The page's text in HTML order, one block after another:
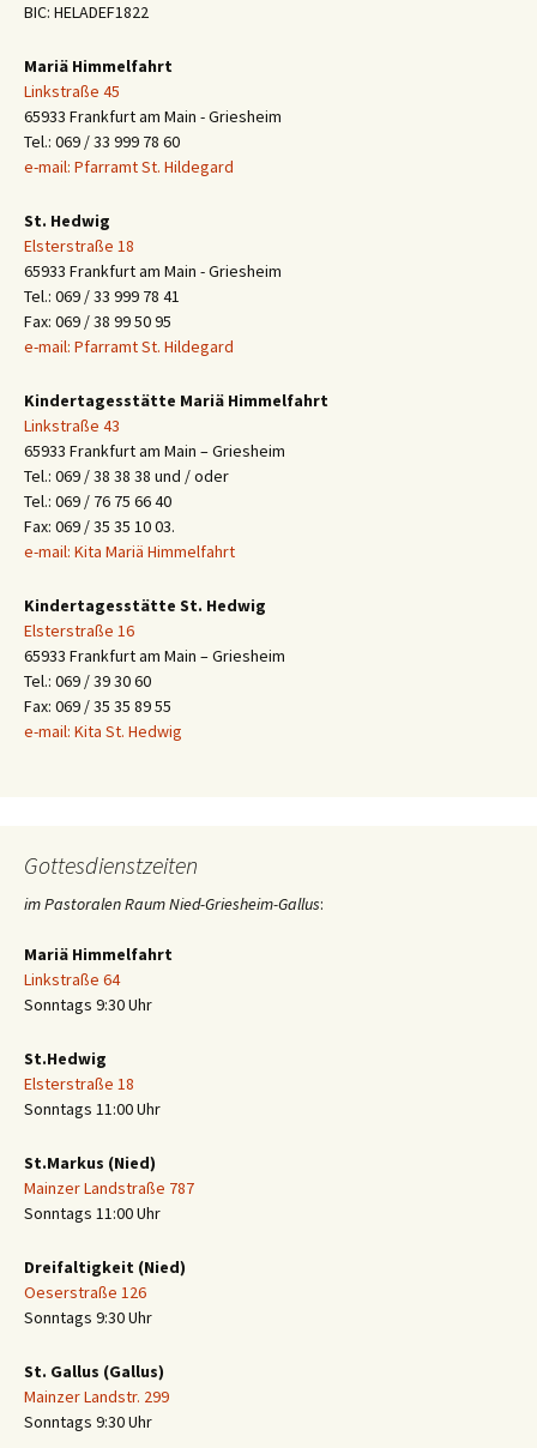
BIC: HELADEF1822
Mariä Himmelfahrt
Linkstraße 45
65933 Frankfurt am Main - Griesheim
Tel.: 069 / 33 999 78 60
e-mail: Pfarramt St. Hildegard
St. Hedwig
Elsterstraße 18
65933 Frankfurt am Main - Griesheim
Tel.: 069 / 33 999 78 41
Fax: 069 / 38 99 50 95
e-mail: Pfarramt St. Hildegard
Kindertagesstätte Mariä Himmelfahrt
Linkstraße 43
65933 Frankfurt am Main – Griesheim
Tel.: 069 / 38 38 38 und / oder
Tel.: 069 / 76 75 66 40
Fax: 069 / 35 35 10 03.
e-mail: Kita Mariä Himmelfahrt
Kindertagesstätte St. Hedwig
Elsterstraße 16
65933 Frankfurt am Main – Griesheim
Tel.: 069 / 39 30 60
Fax: 069 / 35 35 89 55
e-mail: Kita St. Hedwig
Gottesdienstzeiten
im Pastoralen Raum Nied-Griesheim-Gallus:
Mariä Himmelfahrt
Linkstraße 64
Sonntags 9:30 Uhr
St.Hedwig
Elsterstraße 18
Sonntags 11:00 Uhr
St.Markus (Nied)
Mainzer Landstraße 787
Sonntags 11:00 Uhr
Dreifaltigkeit (Nied)
Oeserstraße 126
Sonntags 9:30 Uhr
St. Gallus (Gallus)
Mainzer Landstr. 299
Sonntags 9:30 Uhr